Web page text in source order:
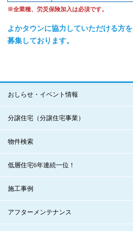
※全業種、労災保険加入は必須です。
よかタウンに協力していただける方を
募集しております。
おしらせ・イベント情報
分譲住宅（分譲住宅事業）
物件検索
低層住宅6年連続一位！
施工事例
アフターメンテナンス